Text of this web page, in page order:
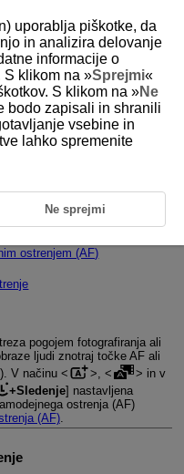
(AF)
ostrenjem (AF)
pogojem fotografiranja ali
ljudi znotraj točke AF ali
V načinu
,
in v
+Sledenje] nastavljena
ostrenja (AF)
(AF).
uporablja piškotke, da
in analizira delovanje
informacije o
S klikom na »Sprejmi«
S klikom na »Ne
bodo zapisali in shranili
vsebine in
lahko spremenite
Ne sprejmi